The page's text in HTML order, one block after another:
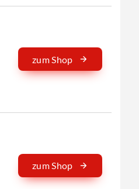
zum Shop
zum Shop